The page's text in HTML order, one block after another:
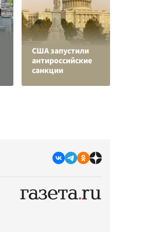
США запустили
антироссийские
санкции